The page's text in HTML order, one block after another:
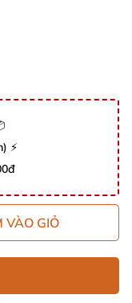
⚡
VÀO GIỎ